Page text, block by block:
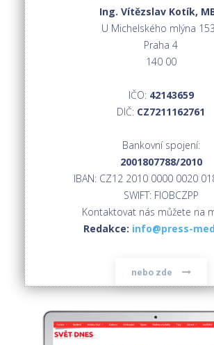
Ing. Vítězslav Kotík,
U Michelského mlýna
Praha 4
140 00
IČO: 42143659
DIČ: CZ7211162761
Bankovní spojení:
2001807788/2010
IBAN: CZ12 2010 0000 0020
SWIFT: FIOBCZPP
Kontaktovat nás můžete na
Redakce: info@press-
nebo zde